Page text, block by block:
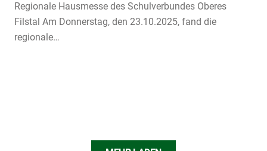
Regionale Hausmesse des Schulverbundes Oberes
Filstal Am Donnerstag, den 23.10.2025, fand die
regionale…